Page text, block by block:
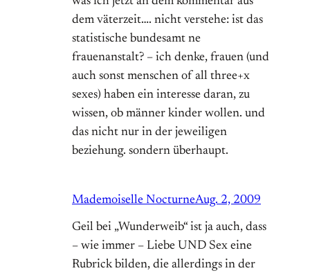
dem väterzeit…. nicht verstehe: ist das
statistische bundesamt ne
frauenanstalt? – ich denke, frauen (und
auch sonst menschen of all three+x
sexes) haben ein interesse daran, zu
wissen, ob männer kinder wollen. und
das nicht nur in der jeweiligen
beziehung. sondern überhaupt.
Mademoiselle NocturneAug. 2, 2009
Geil bei „Wunderweib“ ist ja auch, dass
– wie immer – Liebe UND Sex eine
Rubrick bilden, die allerdings in der